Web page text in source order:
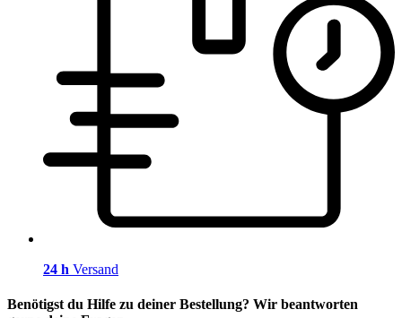
24 h Versand
Benötigst du Hilfe zu deiner Bestellung? Wir beantworten